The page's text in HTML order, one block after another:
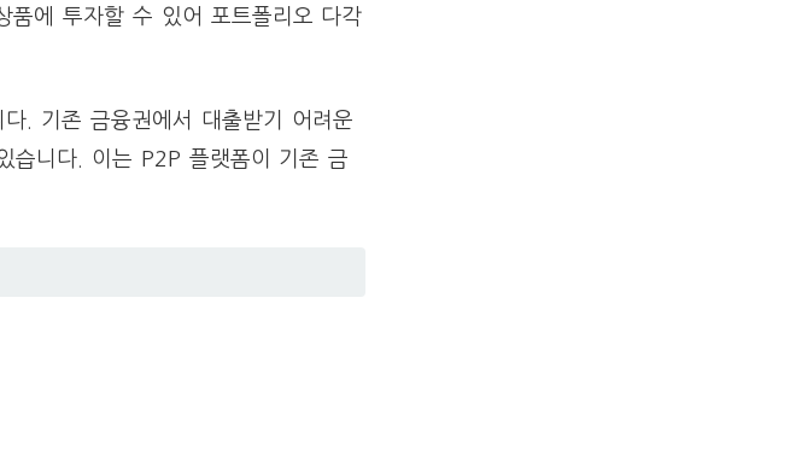
에 투자할 수 있어 포트폴리오 다각
. 기존 금융권에서 대출받기 어려운
습니다. 이는 P2P 플랫폼이 기존 금